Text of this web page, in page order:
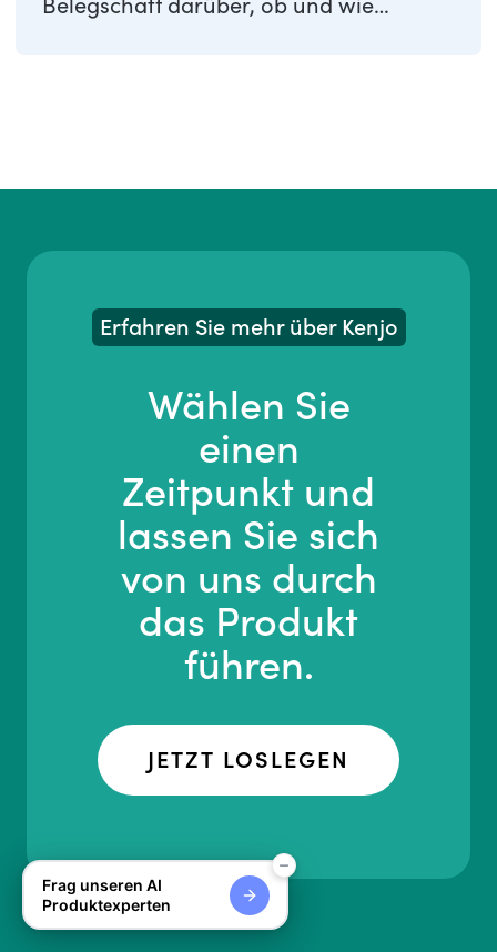
Erfahren Sie mehr über Kenjo
Wählen Sie
einen
Zeitpunkt und
lassen Sie sich
von uns durch
das Produkt
führen.
JETZT LOSLEGEN
Frag unseren AI
Produktexperten